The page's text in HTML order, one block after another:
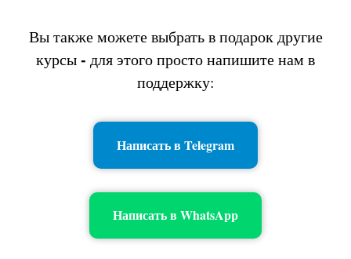
Вы также можете выбрать в подарок другие
курсы- для этого просто напишите нам в
поддержку:
Написать в Telegram
Написать в WhatsApp